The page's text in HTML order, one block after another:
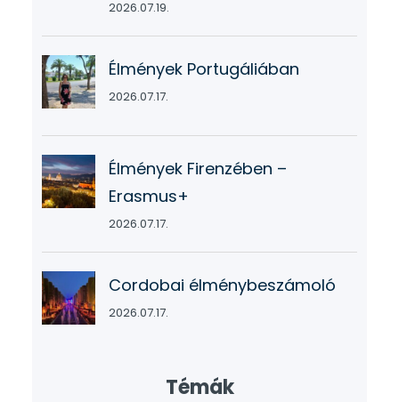
2026.07.19.
Élmények Portugáliában
2026.07.17.
Élmények Firenzében –
Erasmus+
2026.07.17.
Cordobai élménybeszámoló
2026.07.17.
Témák